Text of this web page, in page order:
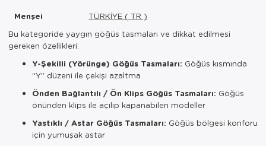
Menşei
TÜRKİYE ( TR )
Bu kategoride yaygın göğüs tasmaları ve dikkat edilmesi
gereken özellikleri:
Y-Şekilli (Yörünge) Göğüs Tasmaları: Göğüs kısmında
“Y” düzeni ile çekişi azaltma
Önden Bağlantılı / Ön Klips Göğüs Tasmaları: Göğüs
önünden klips ile açılıp kapanabilen modeller
Yastıklı / Astar Göğüs Tasmaları: Göğüs bölgesi konforu
için yumuşak astar